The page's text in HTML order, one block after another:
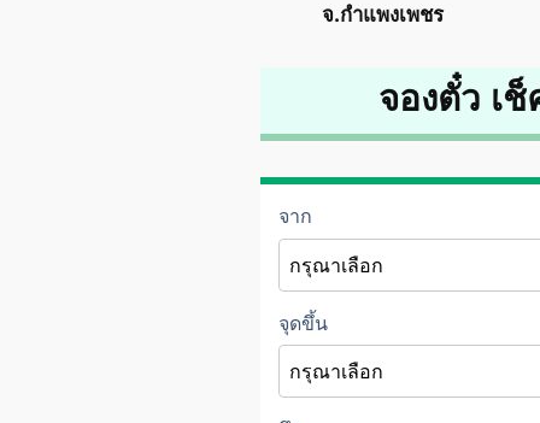
จ.กำแพงเพชร
จองตั๋ว เ